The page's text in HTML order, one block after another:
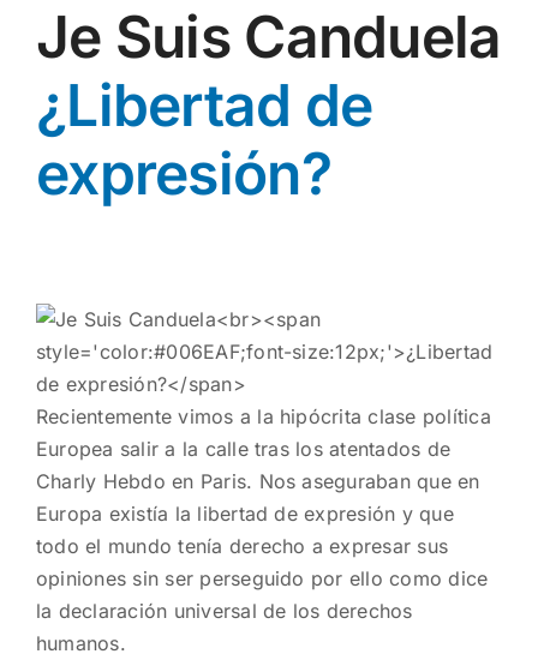
Je Suis Canduela
¿Libertad de
expresión?
Recientemente vimos a la hipócrita clase política
Europea salir a la calle tras los atentados de
Charly Hebdo en Paris. Nos aseguraban que en
Europa existía la libertad de expresión y que
todo el mundo tenía derecho a expresar sus
opiniones sin ser perseguido por ello como dice
la declaración universal de los derechos
humanos.